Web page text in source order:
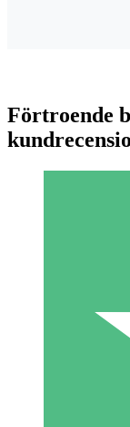
Betala per
Förtroende